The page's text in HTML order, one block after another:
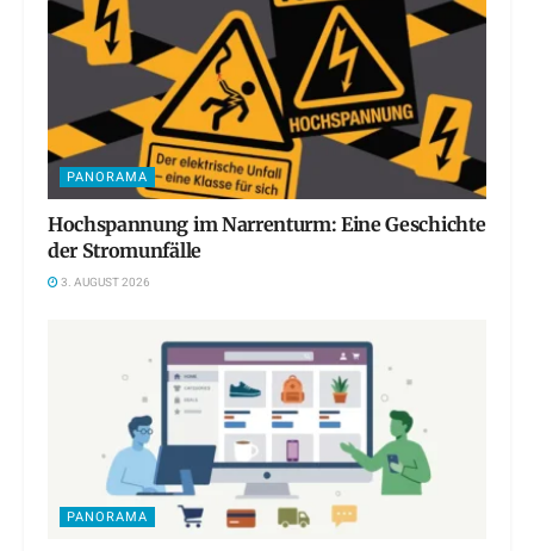
PANORAMA
Hochspannung im Narrenturm: Eine Geschichte
der Stromunfälle
3. AUGUST 2026
PANORAMA